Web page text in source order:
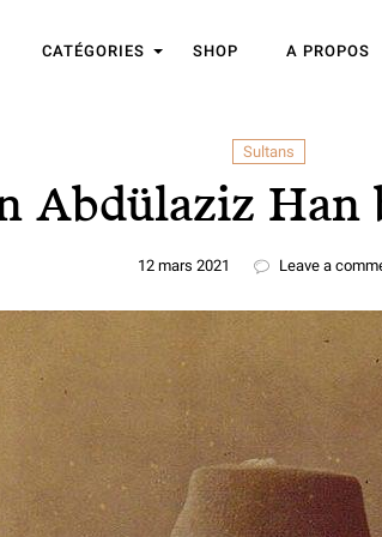
CATÉGORIES SHOP A PROPOS
Sultans
Abdülaziz Han
12 mars 2021 Leave a